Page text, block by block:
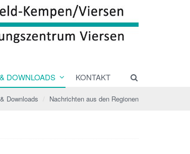
DOWNLOADS KONTAKT
Downloads Nachrichten aus den Regionen